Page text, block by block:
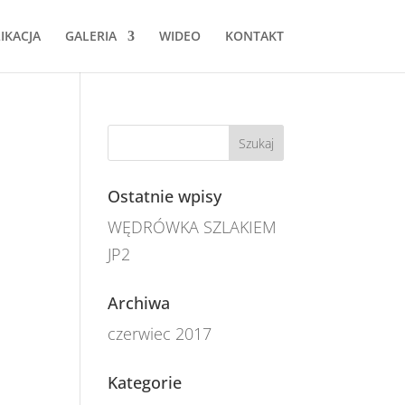
GALERIA WIDEO KONTAKT
Ostatnie wpisy
WĘDRÓWKA SZLAKIEM
JP2
Archiwa
czerwiec 2017
Kategorie